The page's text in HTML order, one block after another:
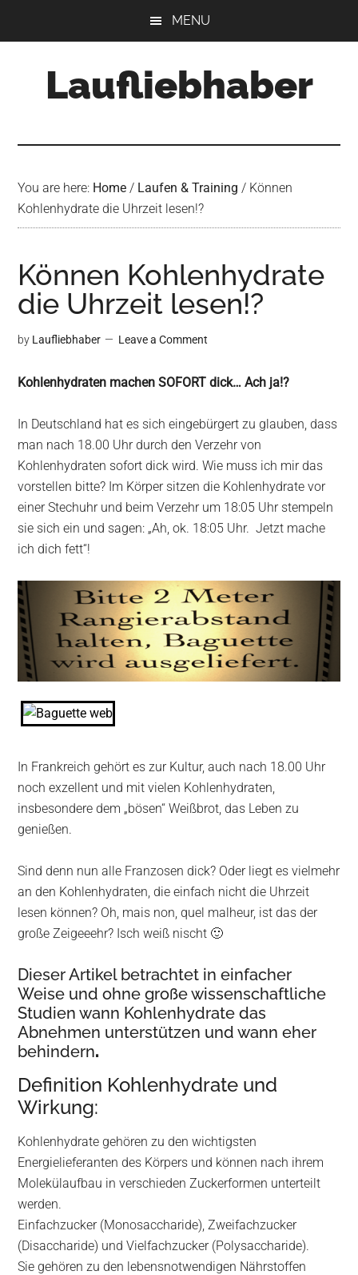
MENU
Laufliebhaber
You are here: Home / Laufen & Training / Können
Kohlenhydrate die Uhrzeit lesen!?
Können Kohlenhydrate
die Uhrzeit lesen!?
by Laufliebhaber Leave a Comment
Kohlenhydraten machen SOFORT dick… Ach ja!?
In Deutschland hat es sich eingebürgert zu glauben, dass
man nach 18.00 Uhr durch den Verzehr von
Kohlenhydraten sofort dick wird. Wie muss ich mir das
vorstellen bitte? Im Körper sitzen die Kohlenhydrate vor
einer Stechuhr und beim Verzehr um 18:05 Uhr stempeln
sie sich ein und sagen: „Ah, ok. 18:05 Uhr. Jetzt mache
ich dich fett“!
In Frankreich gehört es zur Kultur, auch nach 18.00 Uhr
noch exzellent und mit vielen Kohlenhydraten,
insbesondere dem „bösen“ Weißbrot, das Leben zu
genießen.
Sind denn nun alle Franzosen dick? Oder liegt es vielmehr
an den Kohlenhydraten, die einfach nicht die Uhrzeit
lesen können? Oh, mais non, quel malheur, ist das der
große Zeigeeehr? Isch weiß nischt 🙂
Dieser Artikel betrachtet in einfacher
Weise und ohne große wissenschaftliche
Studien wann Kohlenhydrate das
Abnehmen unterstützen und wann eher
behindern.
Definition Kohlenhydrate und
Wirkung:
Kohlenhydrate gehören zu den wichtigsten
Energielieferanten des Körpers und können nach ihrem
Molekülaufbau in verschieden Zuckerformen unterteilt
werden.
Einfachzucker (Monosaccharide), Zweifachzucker
(Disaccharide) und Vielfachzucker (Polysaccharide).
Sie gehören zu den lebensnotwendigen Nährstoffen